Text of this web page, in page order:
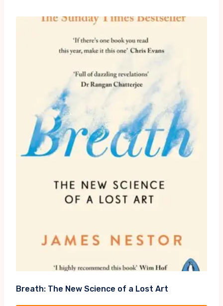
Breath: The New Science of a Lost Art